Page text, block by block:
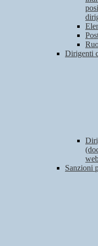
Dirigenti
Sanzioni